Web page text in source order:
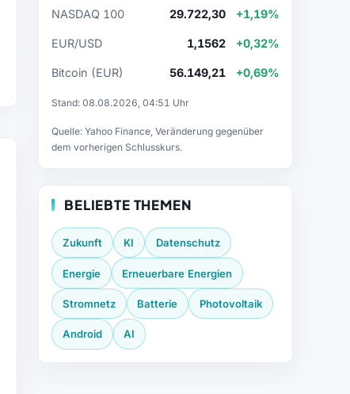
NASDAQ 100 29.722,30 +1,19%
EUR/USD 1,1562 +0,32%
Bitcoin (EUR) 56.149,21 +0,69%
Stand: 08.08.2026, 04:51 Uhr
Quelle: Yahoo Finance, Veränderung gegenüber
dem vorherigen Schlusskurs.
BELIEBTE THEMEN
Zukunft KI Datenschutz
Energie Erneuerbare Energien
Stromnetz Batterie Photovoltaik
Android AI